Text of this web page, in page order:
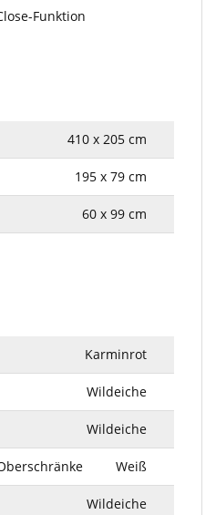
Funktion
410 x 205 cm
195 x 79 cm
60 x 99 cm
Karminrot
Wildeiche
Wildeiche
Weiß
Wildeiche